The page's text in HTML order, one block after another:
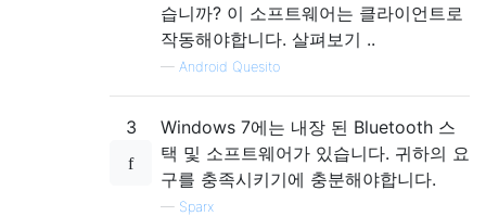
습니까? 이 소프트웨어는 클라이언트로
작동해야합니다. 살펴보기 ..
— Android Quesito
3
Windows 7에는 내장 된 Bluetooth 스
택 및 소프트웨어가 있습니다. 귀하의 요
구를 충족시키기에 충분해야합니다.
— Sparx